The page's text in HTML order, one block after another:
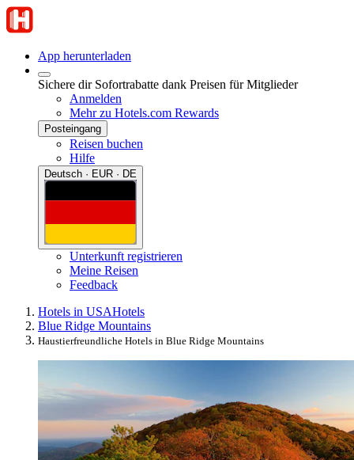
App herunterladen
Sichere dir Sofortrabatte dank Preisen für Mitglieder
Anmelden
Mehr zu Hotels.com Rewards
Posteingang
Reisen buchen
Hilfe
Deutsch · EUR · DE
Unterkunft registrieren
Meine Reisen
Feedback
Hotels in USAHotels
Blue Ridge Mountains
Haustierfreundliche Hotels in Blue Ridge Mountains